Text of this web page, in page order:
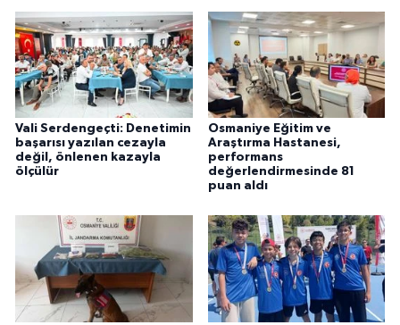
Vali Serdengeçti: Denetimin
başarısı yazılan cezayla
değil, önlenen kazayla
ölçülür
Osmaniye Eğitim ve
Araştırma Hastanesi,
performans
değerlendirmesinde 81
puan aldı